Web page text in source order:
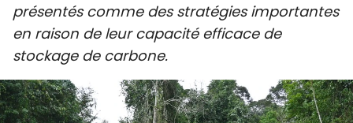
FRANCOPHONIE
PAYS NATAL
INTERNATIONAL
présentés comme des stratégies importantes
en raison de leur capacité efficace de
stockage de carbone.